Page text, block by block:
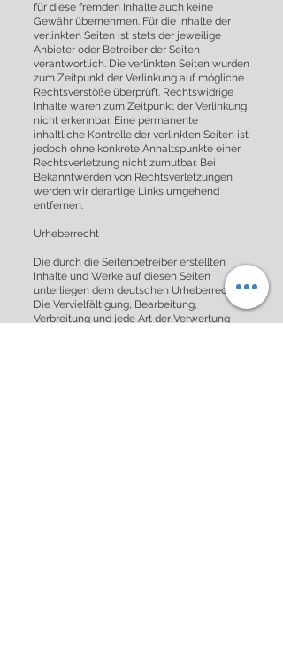
für diese fremden Inhalte auch keine
Gewähr übernehmen. Für die Inhalte der
verlinkten Seiten ist stets der jeweilige
Anbieter oder Betreiber der Seiten
verantwortlich. Die verlinkten Seiten wurden
zum Zeitpunkt der Verlinkung auf mögliche
Rechtsverstöße überprüft. Rechtswidrige
Inhalte waren zum Zeitpunkt der Verlinkung
nicht erkennbar. Eine permanente
inhaltliche Kontrolle der verlinkten Seiten ist
jedoch ohne konkrete Anhaltspunkte einer
Rechtsverletzung nicht zumutbar. Bei
Bekanntwerden von Rechtsverletzungen
werden wir derartige Links umgehend
entfernen.
Urheberrecht
Die durch die Seitenbetreiber erstellten
Inhalte und Werke auf diesen Seiten
unterliegen dem deutschen Urheberrecht.
Die Vervielfältigung, Bearbeitung,
Verbreitung und jede Art der Verwertung